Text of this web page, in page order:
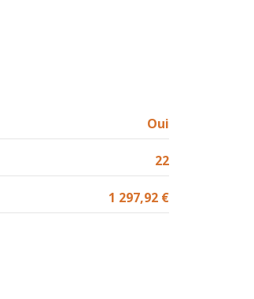
3.50 m²
12.24 m²
12.20 m²
Oui
22
1 297,92 €